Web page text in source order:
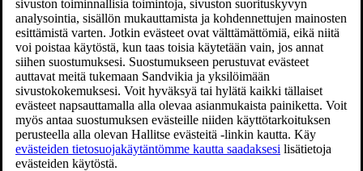
sivuston toiminnallisia toimintoja, sivuston suorituskyvyn
analysointia, sisällön mukauttamista ja kohdennettujen mainosten
esittämistä varten. Jotkin evästeet ovat välttämättömiä, eikä niitä
voi poistaa käytöstä, kun taas toisia käytetään vain, jos annat
siihen suostumuksesi. Suostumukseen perustuvat evästeet
auttavat meitä tukemaan Sandvikia ja yksilöimään
sivustokokemuksesi. Voit hyväksyä tai hylätä kaikki tällaiset
evästeet napsauttamalla alla olevaa asianmukaista painiketta. Voit
myös antaa suostumuksen evästeille niiden käyttötarkoituksen
perusteella alla olevan Hallitse evästeitä -linkin kautta. Käy
evästeiden tietosuojakäytäntömme kautta saadaksesi lisätietoja
evästeiden käytöstä.